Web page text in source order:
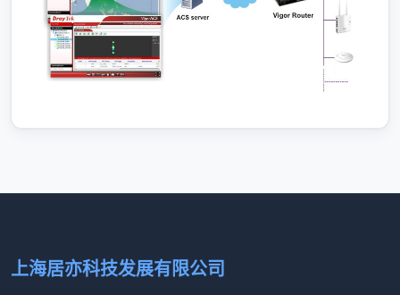
上海居亦科技发展有限公司